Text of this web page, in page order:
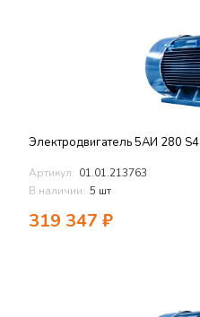
Электродвигатель 5АИ 280
Артикул: 01.01.213763
В наличии: 5 шт
319 347 ₽